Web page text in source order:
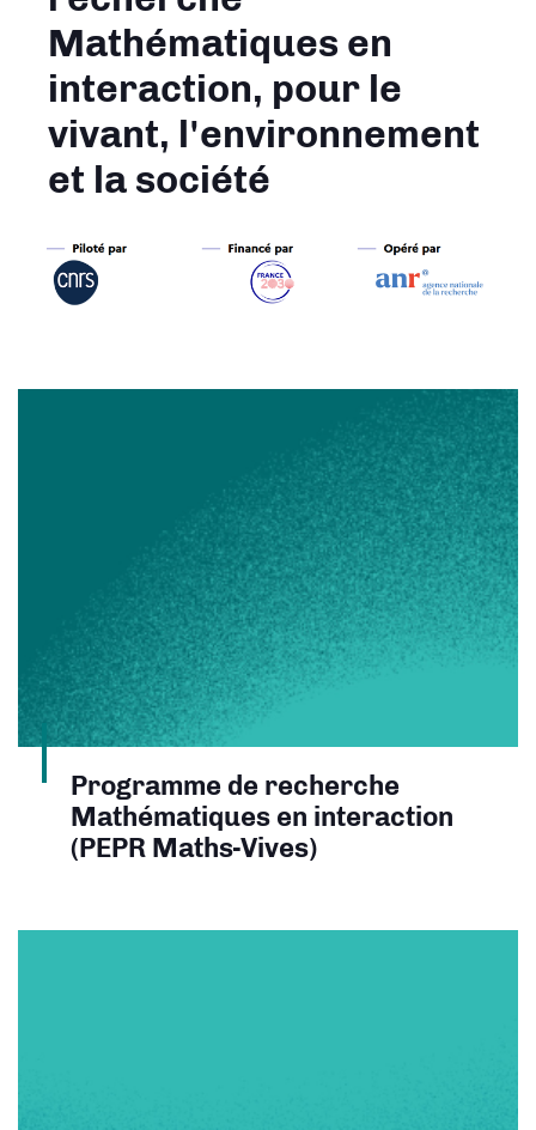
Mathématiques en
interaction, pour le
vivant, l'environnement
et la société
Programme de recherche
Mathématiques en interaction
(PEPR Maths-Vives)